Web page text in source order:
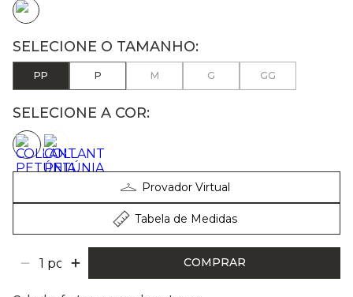
PP P M G GG
SELECIONE A COR:
Provador Virtual
Tabela de Medidas
COMPRAR